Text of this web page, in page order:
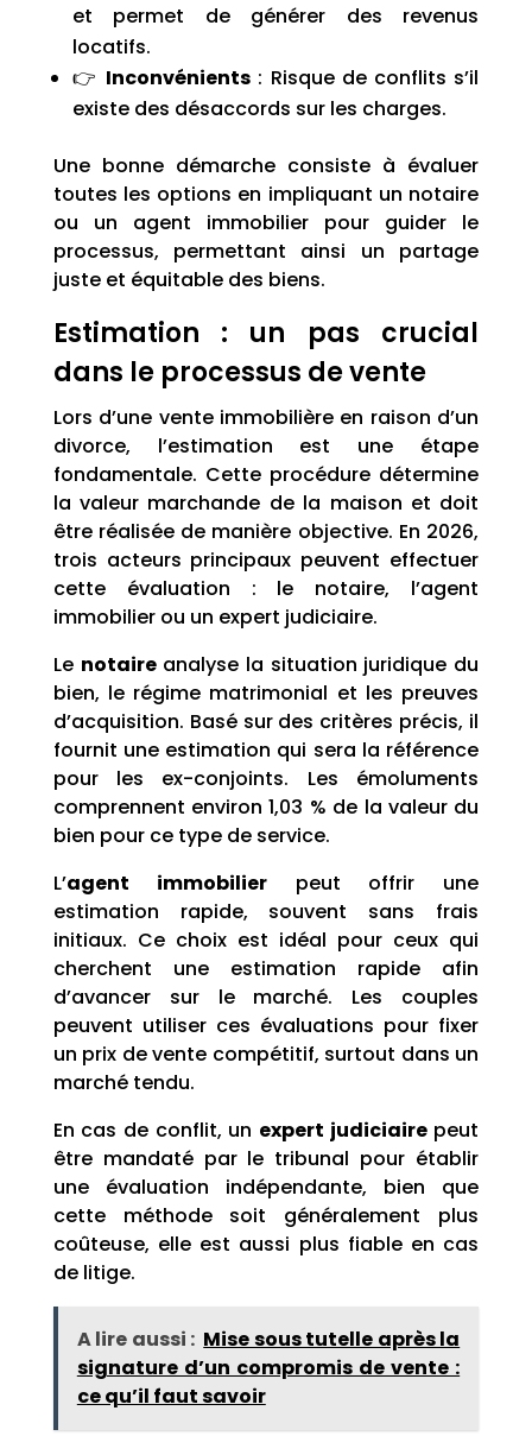
et permet de générer des revenus
locatifs.
👉 Inconvénients : Risque de conflits s’il
existe des désaccords sur les charges.
Une bonne démarche consiste à évaluer
toutes les options en impliquant un notaire
ou un agent immobilier pour guider le
processus, permettant ainsi un partage
juste et équitable des biens.
Estimation : un pas crucial
dans le processus de vente
Lors d’une vente immobilière en raison d’un
divorce, l’estimation est une étape
fondamentale. Cette procédure détermine
la valeur marchande de la maison et doit
être réalisée de manière objective. En 2026,
trois acteurs principaux peuvent effectuer
cette évaluation : le notaire, l’agent
immobilier ou un expert judiciaire.
Le notaireanalyse la situation juridique du
bien, le régime matrimonial et les preuves
d’acquisition. Basé sur des critères précis, il
fournit une estimation qui sera la référence
pour les ex-conjoints. Les émoluments
comprennent environ 1,03 % de la valeur du
bien pour ce type de service.
L’agent immobilierpeut offrir une
estimation rapide, souvent sans frais
initiaux. Ce choix est idéal pour ceux qui
cherchent une estimation rapide afin
d’avancer sur le marché. Les couples
peuvent utiliser ces évaluations pour fixer
un prix de vente compétitif, surtout dans un
marché tendu.
En cas de conflit, un expert judiciairepeut
être mandaté par le tribunal pour établir
une évaluation indépendante, bien que
cette méthode soit généralement plus
coûteuse, elle est aussi plus fiable en cas
de litige.
A lire aussi : Mise sous tutelle après la
signature d’un compromis de vente :
ce qu’il faut savoir